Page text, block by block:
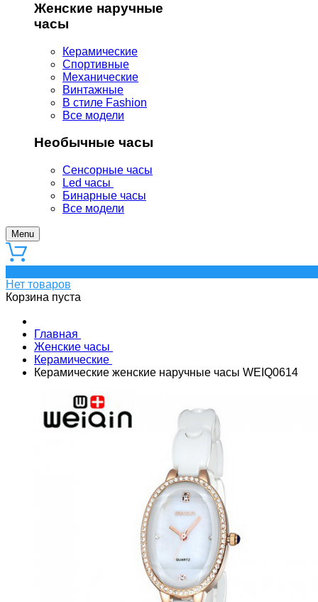
Женские наручные
часы
Керамические
Спортивные
Механические
Винтажные
В стиле Fashion
Все модели
Необычные часы
Сенсорные часы
Led часы
Бинарные часы
Все модели
Menu
Нет товаров
Корзина пуста
Главная
Женские часы
Керамические
Керамические женские наручные часы WEIQ0614